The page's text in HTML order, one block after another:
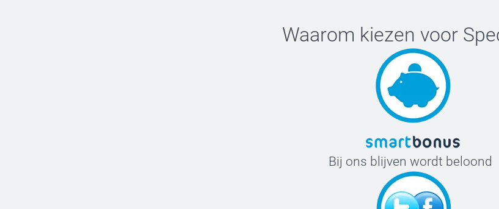
Waarom kiezen voor
Bij ons blijven wordt beloond